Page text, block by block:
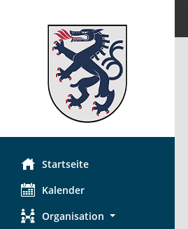
Startseite
Kalender
Organisation